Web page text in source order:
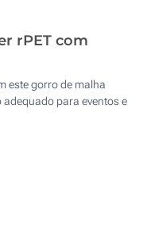
rPET com
este gorro de malha
para eventos e